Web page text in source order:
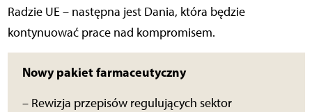
Radzie UE – następna jest Dania, która będzie
kontynuować prace nad kompromisem.
Nowy pakiet farmaceutyczny
– Rewizja przepisów regulujących sektor